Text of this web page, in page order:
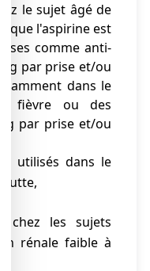
le sujet âgé de
l'aspirine est
comme anti-
g par prise et/ou
dans le
fièvre ou des
par prise et/ou
utilisés dans le
chez les sujets
rénale faible à